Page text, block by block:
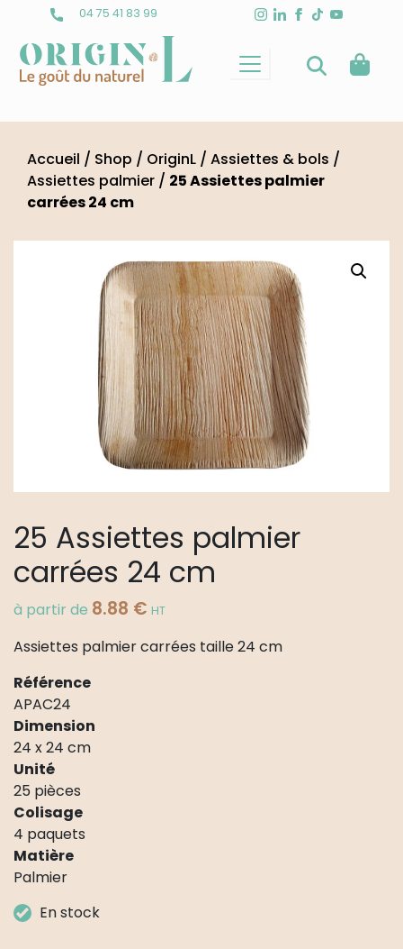
content
04 75 41 83 99
Accueil / Shop / OriginL / Assiettes & bols /
Assiettes palmier / 25 Assiettes palmier
carrées 24 cm
25 Assiettes palmier
carrées 24 cm
à partir de 8.88 € HT
Assiettes palmier carrées taille 24 cm
Référence
APAC24
Dimension
24 x 24 cm
Unité
25 pièces
Colisage
4 paquets
Matière
Palmier
En stock